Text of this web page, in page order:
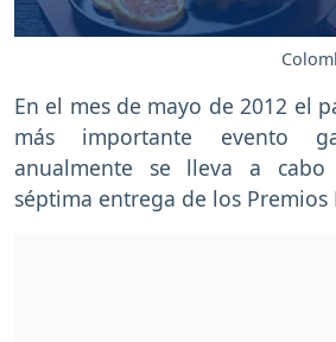
En el mes de mayo de 2012 el
más importante evento
anualmente se lleva a
séptima entrega de los Premios